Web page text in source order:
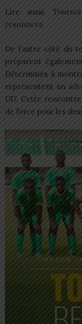
Lire aussi:
resonnera
De l’autre côté du
préparent
Déterminés à
représentent un
U17. Cette
de force pour les